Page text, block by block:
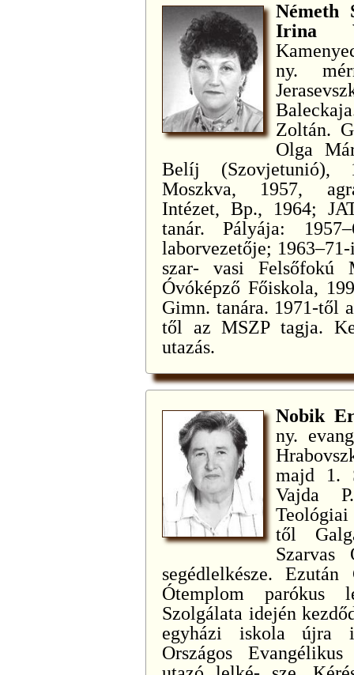
Németh
Irina
ny.
Zoltán.
Olga
Belíj (Szovjetunió),
Moszkva, 1957,
Intézet, Bp., 1964;
tanár. Pályája:
laborvezetője;
szar- vasi Felsőfokú
Óvóképző Főiskola,
Gimn. tanára. 1971-től
től az MSZP tagja.
utazás.
Nobik
ny.
majd 1.
Vajda
től
Szarvas
segédlelkésze.
Ótemplom parókus
Szolgálata idején
egyházi iskola újra
Országos